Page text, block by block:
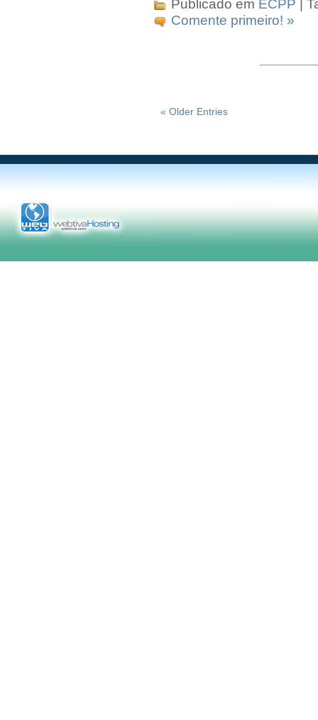
Publicado em ECPP |
Comente primeiro! »
« Older Entries